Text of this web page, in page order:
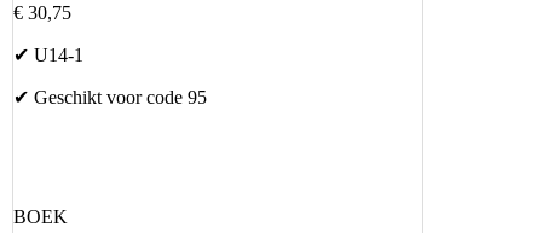
€ 30,75
✔ U14-1
✔ Geschikt voor code 95
BOEK